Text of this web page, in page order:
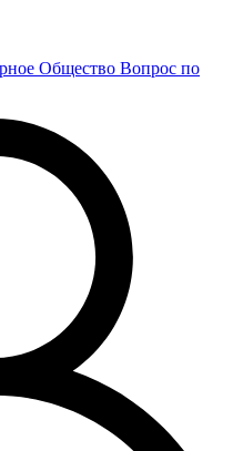
Общество Вопрос по